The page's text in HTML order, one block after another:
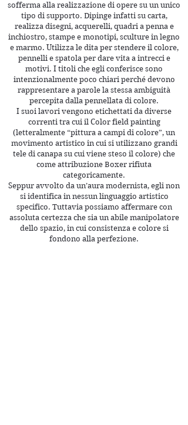
sofferma alla realizzazione di opere su un unico
tipo di supporto. Dipinge infatti su carta,
realizza disegni, acquerelli, quadri a penna e
inchiostro, stampe e monotipi, sculture in legno
e marmo. Utilizza le dita per stendere il colore,
pennelli e spatola per dare vita a intrecci e
motivi. I titoli che egli conferisce sono
intenzionalmente poco chiari perché devono
rappresentare a parole la stessa ambiguità
percepita dalla pennellata di colore.
I suoi lavori vengono etichettati da diverse
correnti tra cui il Color field painting
(letteralmente “pittura a campi di colore”, un
movimento artistico in cui si utilizzano grandi
tele di canapa su cui viene steso il colore) che
come attribuzione Boxer rifiuta
categoricamente.
Seppur avvolto da un’aura modernista, egli non
si identifica in nessun linguaggio artistico
specifico. Tuttavia possiamo affermare con
assoluta certezza che sia un abile manipolatore
dello spazio, in cui consistenza e colore si
fondono alla perfezione.